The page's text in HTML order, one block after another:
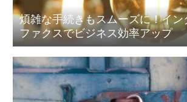
煩雑な手続きもスムーズに！イン
ファクスでビジネス効率アップ